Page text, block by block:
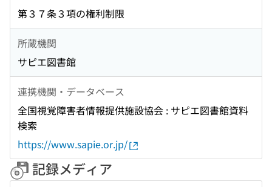
第３７条３項の権利制限
所蔵機関
サピエ図書館
連携機関・データベース
全国視覚障害者情報提供施設協会 : サピエ図書館資料
検索
https://www.sapie.or.jp/
記録メディア